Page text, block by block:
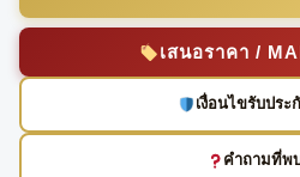
เสนอราคา /
เงื่อนไขรับปร
คำถามที่พ